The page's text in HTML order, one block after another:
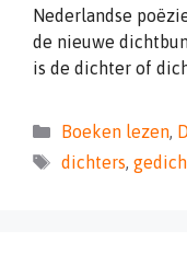
Nederlandse
de nieuwe
is de dichter of
Categorieën
Boeken lezen,
Tags
dichters,